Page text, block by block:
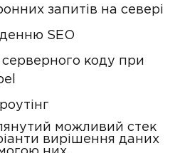
запитів на севері
SEO
серверного коду при
можливий стек
вирішення даних